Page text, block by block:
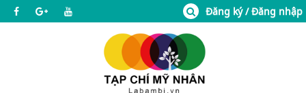
Đăng ký / Đăng nhập